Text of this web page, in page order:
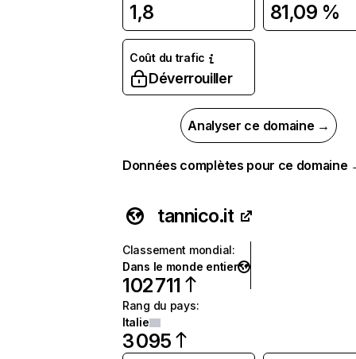
1,8 81,09 %
Coût du trafic
Déverrouiller
Analyser ce domaine →
Données complètes pour ce domaine
tannico.it
Classement mondial:
Dans le monde entier
102 711
Rang du pays:
Italie
3 095